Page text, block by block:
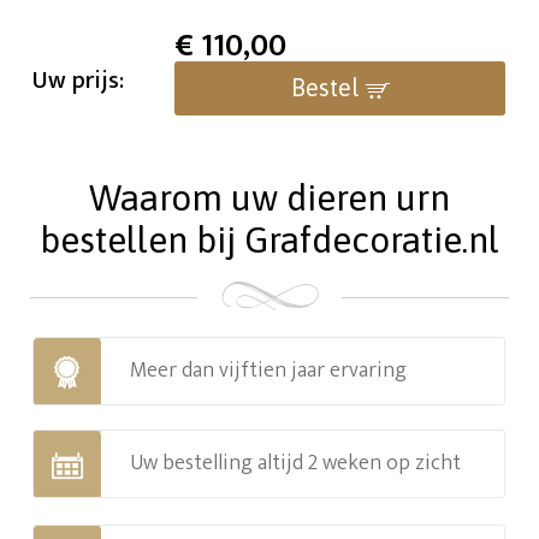
Uw prijs:
€110,00
Bestel
Waarom uw dieren urn
bestellen bij Grafdecoratie.nl
Meer dan vijftien jaar ervaring
Uw bestelling altijd 2 weken op zicht